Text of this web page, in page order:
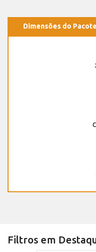
Dimensões do Pacote
Filtros em